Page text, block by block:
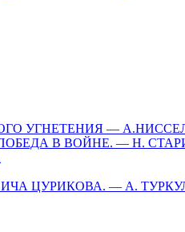
УГНЕТЕНИЯ —
В ВОЙНЕ. — H.
ЦУРИКОВА. — А.